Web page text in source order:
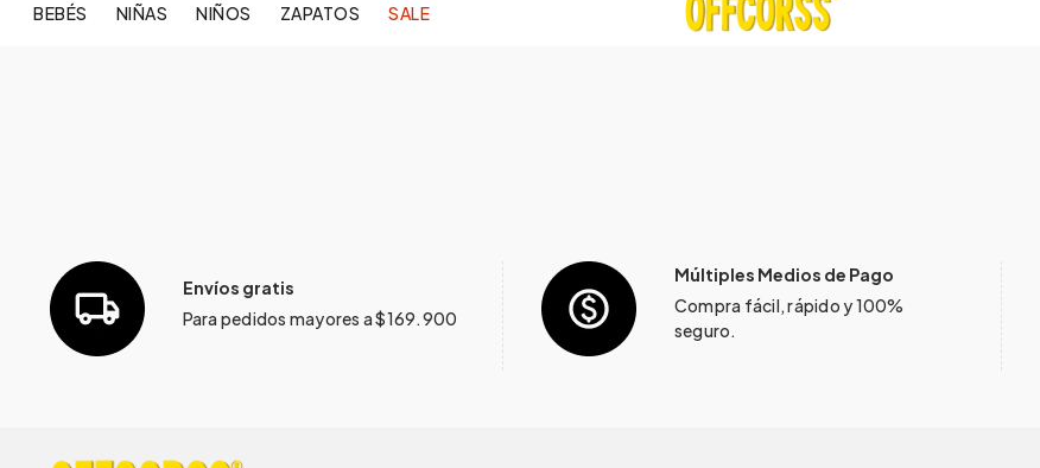
BEBÉS NIÑAS NIÑOS ZAPATOS SALE
Envíos gratis
Para pedidos mayores a $169.900
Múltiples Medios de Pago
Compra fácil, rápido y 100%
seguro.